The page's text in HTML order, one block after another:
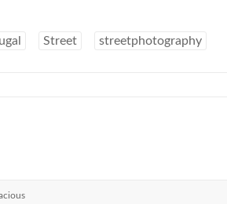
Street streetphotography